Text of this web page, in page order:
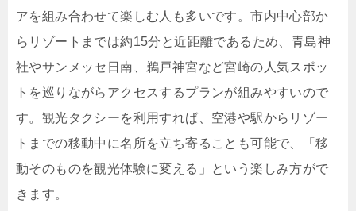
アを組み合わせて楽しむ人も多いです。市内中心部か
らリゾートまでは約15分と近距離であるため、青島神
社やサンメッセ日南、鵜戸神宮など宮崎の人気スポッ
トを巡りながらアクセスするプランが組みやすいので
す。観光タクシーを利用すれば、空港や駅からリゾー
トまでの移動中に名所を立ち寄ることも可能で、「移
動そのものを観光体験に変える」という楽しみ方がで
きます。